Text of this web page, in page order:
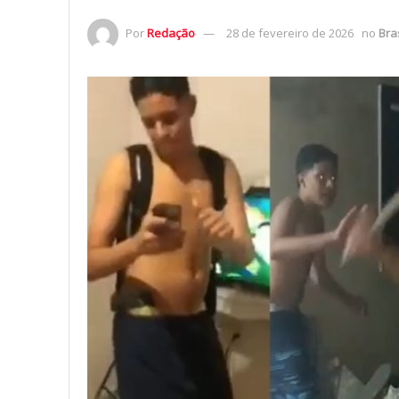
PorRedação 28 de fevereiro de 2026 no